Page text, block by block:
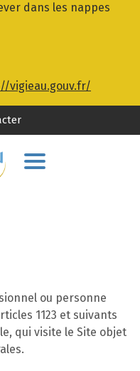
dans les nappes
vigieau.gouv.fr/
Aller
ou personne
1123 et suivants
qui visite le Site objet